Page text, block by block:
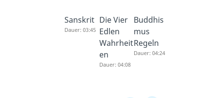
Sanskrit
Dauer: 03:45
Die Vier
Edlen
Wahrheit
en
Dauer: 04:08
Buddhis
mus
Regeln
Dauer: 04:24